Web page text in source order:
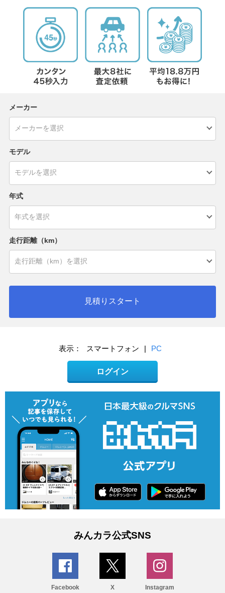
メーカー
モデル
年式
走行距離（km）
見積りスタート
表示： スマートフォン | PC
ログイン
みんカラ公式SNS
Facebook X Instagram